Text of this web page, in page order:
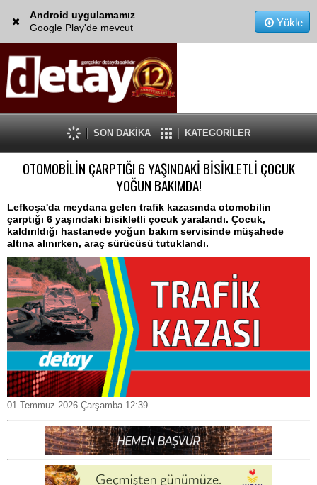
Android uygulamamız
Google Play'de mevcut
Yükle
SON DAKİKA KATEGORİLER
OTOMOBİLİN ÇARPTIĞI 6 YAŞINDAKİ BİSİKLETLİ ÇOCUK
YOĞUN BAKIMDA!
Lefkoşa'da meydana gelen trafik kazasında otomobilin
çarptığı 6 yaşındaki bisikletli çocuk yaralandı. Çocuk,
kaldırıldığı hastanede yoğun bakım servisinde müşahede
altına alınırken, araç sürücüsü tutuklandı.
01 Temmuz 2026 Çarşamba 12:39